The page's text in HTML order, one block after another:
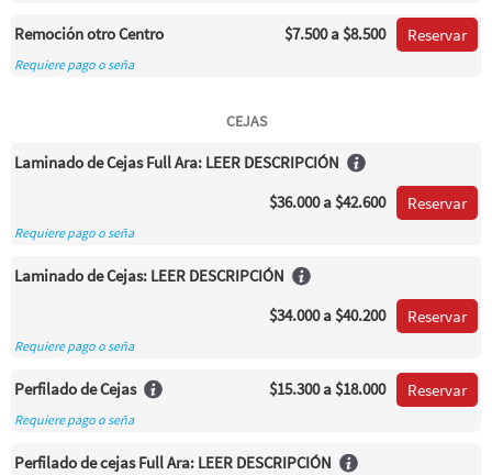
Remoción otro Centro $7.500a $8.500 Reservar
Requiere pago o seña
CEJAS
Laminado de Cejas Full Ara: LEER DESCRIPCIÓN
$36.000a $42.600 Reservar
Requiere pago o seña
Laminado de Cejas: LEER DESCRIPCIÓN
$34.000a $40.200 Reservar
Requiere pago o seña
Perfilado de Cejas $15.300a $18.000 Reservar
Requiere pago o seña
Perfilado de cejas Full Ara: LEER DESCRIPCIÓN